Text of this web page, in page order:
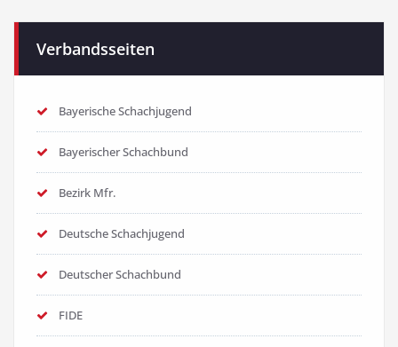
Verbandsseiten
Bayerische Schachjugend
Bayerischer Schachbund
Bezirk Mfr.
Deutsche Schachjugend
Deutscher Schachbund
FIDE